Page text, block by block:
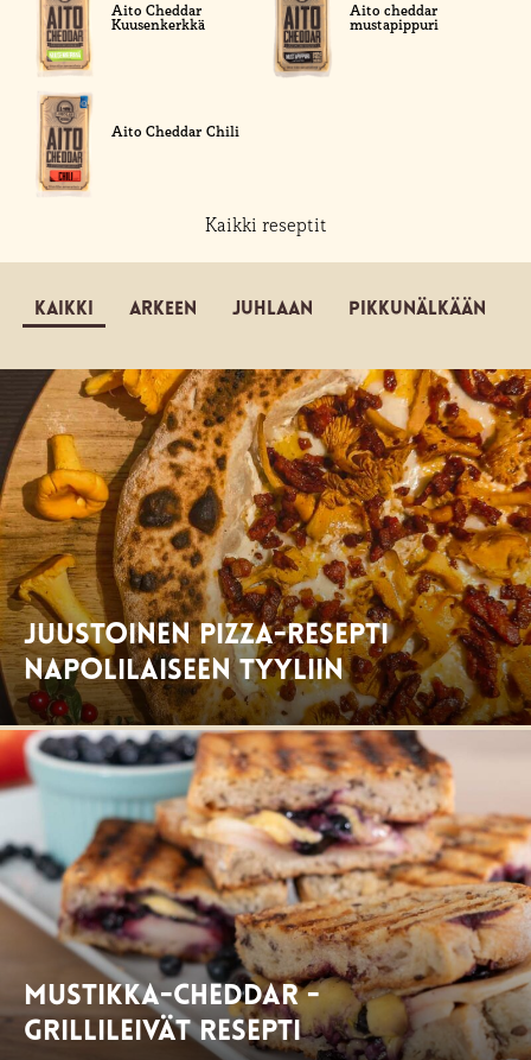
Aito Cheddar
Kuusenkerkkä
Aito cheddar
mustapippuri
Aito Cheddar Chili
Kaikki reseptit
Kaikki Arkeen Juhlaan Pikkunälkään
Juustoinen pizza-resepti
Napolilaiseen tyyliin
Mustikka-Cheddar -
grillileivät resepti